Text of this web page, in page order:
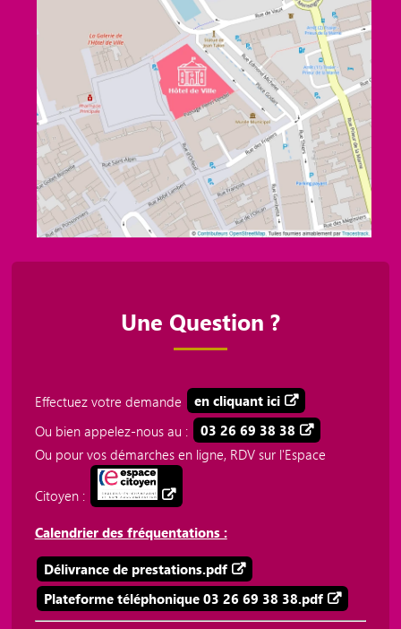
Une Question ?
Effectuez votre demande
en cliquant ici
Ou bien appelez-nous au :
03 26 69 38 38
Ou pour vos démarches en ligne, RDV sur l'Espace
Citoyen :
Calendrier des fréquentations :
Délivrance de prestations.pdf
Plateforme téléphonique 03 26 69 38 38.pdf